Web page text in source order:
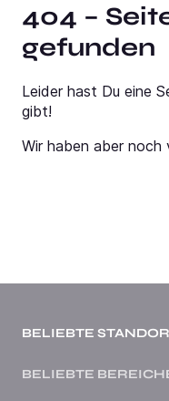
404 –
gefunden
Leider hast Du eine
gibt!
Wir haben aber noch
BELIEBTE
BELIEBTE